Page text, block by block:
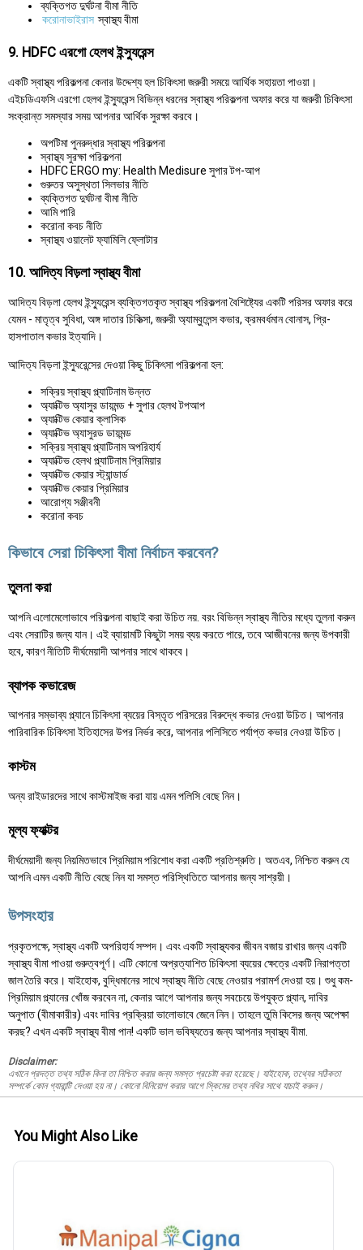
ব্যক্তিগত দুর্ঘটনা বীমা নীতি
করোনাভাইরাস স্বাস্থ্য বীমা
9. HDFC এরগো হেলথ ইন্স্যুরেন্স
একটি স্বাস্থ্য পরিকল্পনা কেনার উদ্দেশ্য হল চিকিৎসা জরুরী সময়ে আর্থিক সহায়তা পাওয়া।
এইচডিএফসি এরগো হেলথ ইন্স্যুরেন্স বিভিন্ন ধরনের স্বাস্থ্য পরিকল্পনা অফার করে যা জরুরী চিকিৎসা
সংক্রান্ত সমস্যার সময় আপনার আর্থিক সুরক্ষা করবে।
অপটিমা পুনরুদ্ধার স্বাস্থ্য পরিকল্পনা
স্বাস্থ্য সুরক্ষা পরিকল্পনা
HDFC ERGO my: Health Medisure সুপার টপ-আপ
গুরুতর অসুস্থতা সিলভার নীতি
ব্যক্তিগত দুর্ঘটনা বীমা নীতি
আমি পারি
করোনা কবচ নীতি
স্বাস্থ্য ওয়ালেট ফ্যামিলি ফ্লোটার
10. আদিত্য বিড়লা স্বাস্থ্য বীমা
আদিত্য বিড়লা হেলথ ইন্স্যুরেন্স ব্যক্তিগতকৃত স্বাস্থ্য পরিকল্পনা বৈশিষ্ট্যের একটি পরিসর অফার করে
যেমন - মাতৃত্ব সুবিধা, অঙ্গ দাতার চিকিত্সা, জরুরী অ্যাম্বুলেন্স কভার, ক্রমবর্ধমান বোনাস, প্রি-
হাসপাতাল কভার ইত্যাদি।
আদিত্য বিড়লা ইন্স্যুরেন্সের দেওয়া কিছু চিকিৎসা পরিকল্পনা হল:
সক্রিয় স্বাস্থ্য প্ল্যাটিনাম উন্নত
অ্যাক্টিভ অ্যাসুর ডায়মন্ড + সুপার হেলথ টপআপ
অ্যাক্টিভ কেয়ার ক্লাসিক
অ্যাক্টিভ অ্যাসুরড ডায়মন্ড
সক্রিয় স্বাস্থ্য প্ল্যাটিনাম অপরিহার্য
অ্যাক্টিভ হেলথ প্ল্যাটিনাম প্রিমিয়ার
অ্যাক্টিভ কেয়ার স্ট্যান্ডার্ড
অ্যাক্টিভ কেয়ার প্রিমিয়ার
আরোগ্য সঞ্জীবনী
করোনা কবচ
কিভাবে সেরা চিকিৎসা বীমা নির্বাচন করবেন?
তুলনা করা
আপনি এলোমেলোভাবে পরিকল্পনা বাছাই করা উচিত নয়. বরং বিভিন্ন স্বাস্থ্য নীতির মধ্যে তুলনা করুন
এবং সেরাটির জন্য যান। এই ব্যায়ামটি কিছুটা সময় ব্যয় করতে পারে, তবে আজীবনের জন্য উপকারী
হবে, কারণ নীতিটি দীর্ঘমেয়াদী আপনার সাথে থাকবে।
ব্যাপক কভারেজ
আপনার সম্ভাব্য প্ল্যানে চিকিৎসা ব্যয়ের বিস্তৃত পরিসরের বিরুদ্ধে কভার দেওয়া উচিত। আপনার
পারিবারিক চিকিৎসা ইতিহাসের উপর নির্ভর করে, আপনার পলিসিতে পর্যাপ্ত কভার নেওয়া উচিত।
কাস্টম
অন্য রাইডারদের সাথে কাস্টমাইজ করা যায় এমন পলিসি বেছে নিন।
মূল্য ফ্যাক্টর
দীর্ঘমেয়াদী জন্য নিয়মিতভাবে প্রিমিয়াম পরিশোধ করা একটি প্রতিশ্রুতি। অতএব, নিশ্চিত করুন যে
আপনি এমন একটি নীতি বেছে নিন যা সমস্ত পরিস্থিতিতে আপনার জন্য সাশ্রয়ী।
উপসংহার
প্রকৃতপক্ষে, স্বাস্থ্য একটি অপরিহার্য সম্পদ। এবং একটি স্বাস্থ্যকর জীবন বজায় রাখার জন্য একটি
স্বাস্থ্য বীমা পাওয়া গুরুত্বপূর্ণ। এটি কোনো অপ্রত্যাশিত চিকিৎসা ব্যয়ের ক্ষেত্রে একটি নিরাপত্তা
জাল তৈরি করে। যাইহোক, বুদ্ধিমানের সাথে স্বাস্থ্য নীতি বেছে নেওয়ার পরামর্শ দেওয়া হয়। শুধু কম-
প্রিমিয়াম প্ল্যানের খোঁজ করবেন না, কেনার আগে আপনার জন্য সবচেয়ে উপযুক্ত প্ল্যান, দাবির
অনুপাত (বীমাকারীর) এবং দাবির প্রক্রিয়া ভালোভাবে জেনে নিন। তাহলে তুমি কিসের জন্য অপেক্ষা
করছ? এখন একটি স্বাস্থ্য বীমা পান! একটি ভাল ভবিষ্যতের জন্য আপনার স্বাস্থ্য বীমা.
Disclaimer:
এখানে প্রদত্ত তথ্য সঠিক কিনা তা নিশ্চিত করার জন্য সমস্ত প্রচেষ্টা করা হয়েছে। যাইহোক, তথ্যের সঠিকতা
সম্পর্কে কোন গ্যারান্টি দেওয়া হয় না। কোনো বিনিয়োগ করার আগে স্কিমের তথ্য নথির সাথে যাচাই করুন।
You Might Also Like